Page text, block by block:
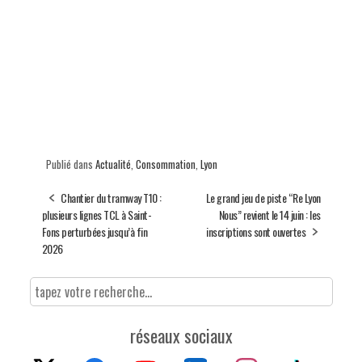
Publié dans Actualité, Consommation, Lyon
Chantier du tramway T10 :
plusieurs lignes TCL à Saint-
Fons perturbées jusqu’à fin
2026
Le grand jeu de piste “Re Lyon
Nous” revient le 14 juin : les
inscriptions sont ouvertes
réseaux sociaux